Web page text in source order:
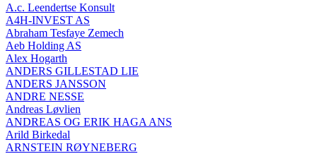
A.c. Leendertse Konsult
A4H-INVEST AS
Abraham Tesfaye Zemech
Aeb Holding AS
Alex Hogarth
ANDERS GILLESTAD LIE
ANDERS JANSSON
ANDRE NESSE
Andreas Løvlien
ANDREAS OG ERIK HAGA ANS
Arild Birkedal
ARNSTEIN RØYNEBERG